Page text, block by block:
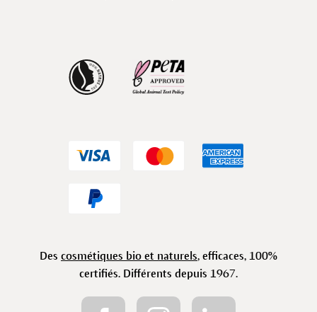
Des cosmétiques bio et naturels, efficaces, 100%
certifiés. Différents depuis 1967.